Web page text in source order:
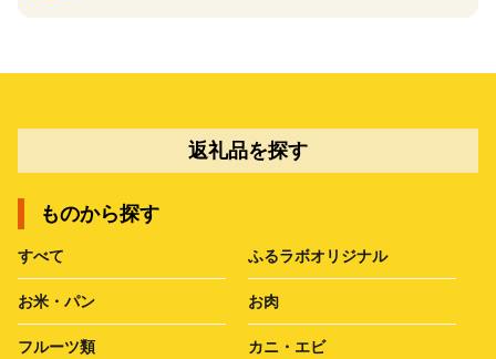
返礼品を探す
ものから探す
すべて ふるラボオリジナル
お米・パン お肉
フルーツ類 カニ・エビ